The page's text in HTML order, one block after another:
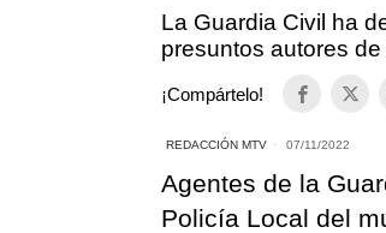
La Guardia Civil ha
presuntos autores
¡Compártelo!
REDACCIÓN MTV 07/11/2022
Agentes de la
Policía Local del